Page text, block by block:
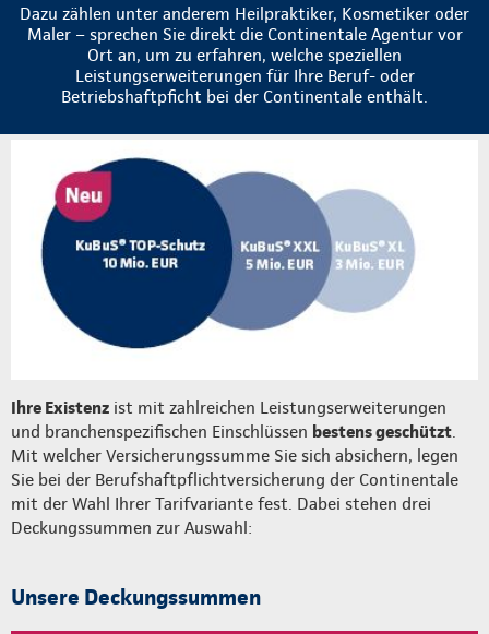
Dazu zählen unter anderem Heilpraktiker, Kosmetiker oder
Maler – sprechen Sie direkt die Continentale Agentur vor
Ort an, um zu erfahren, welche speziellen
Leistungserweiterungen für Ihre Beruf- oder
Betriebshaftpficht bei der Continentale enthält.
Ihre Existenz ist mit zahlreichen Leistungserweiterungen
und branchenspezifischen Einschlüssen bestens geschützt.
Mit welcher Versicherungssumme Sie sich absichern, legen
Sie bei der Berufshaftpflichtversicherung der Continentale
mit der Wahl Ihrer Tarifvariante fest. Dabei stehen drei
Deckungssummen zur Auswahl:
Unsere Deckungssummen